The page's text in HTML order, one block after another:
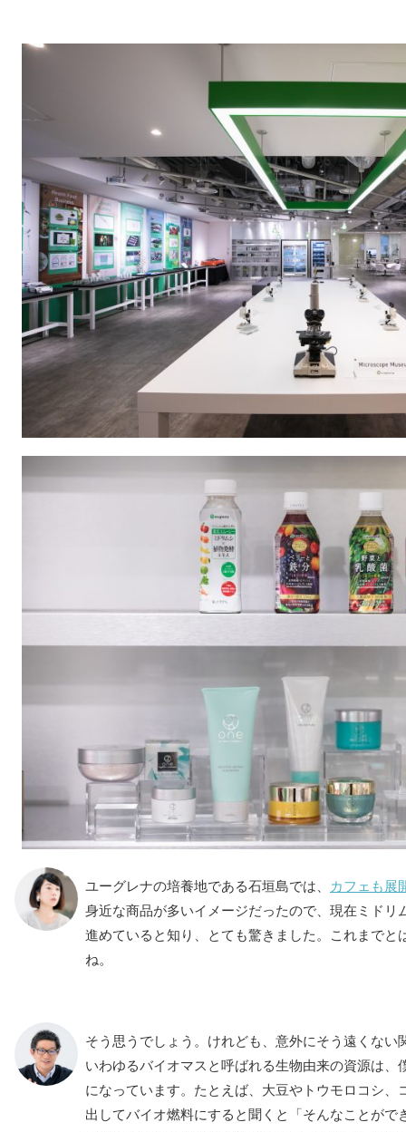
ユーグレナの培養地である石垣島では、
カフェも展
身近な商品が多いイメージだったので、現在ミドリ
進めていると知り、とても驚きました。これまでと
ね。
そう思うでしょう。けれども、意外にそう遠くない
いわゆるバイオマスと呼ばれる生物由来の資源は、
になっています。たとえば、大豆やトウモロコシ、
出してバイオ燃料にすると聞くと「そんなことがで